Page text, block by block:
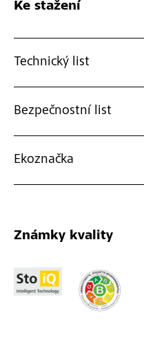
Ke stažení
Technický list
Bezpečnostní list
Ekoznačka
Známky kvality